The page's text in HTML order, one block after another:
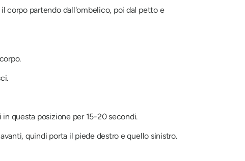
corpo partendo dall'ombelico, poi dal petto e
questa posizione per 15-20 secondi.
quindi porta il piede destro e quello sinistro.